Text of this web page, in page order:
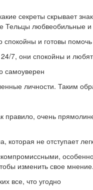
секреты скрывает
Тельцы любвеобильные
спокойны и готовы помочь
7, они спокойны и
самоуверен
личности. Таким
правило, очень
которая не отступает
изменить свое мнение.
все, что угодно